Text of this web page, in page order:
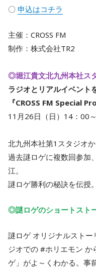
〇 申込はコチラ
主催：CROSS FM
制作：株式会社TR2
◎堀江貴文北九州本社ス
ラジオとリアルイベント
『CROSS FM Special
11月26日（日）14：00
北九州本社第1スタジオか
過去謎ロゲに複数回参加
江。
謎ロゲ勝利の秘訣を伝授
◎謎ロゲのショートスト
謎ロゲ オリジナルストー
ジオでの #ホリエモン か
ゲ」がよ～くわかる。事